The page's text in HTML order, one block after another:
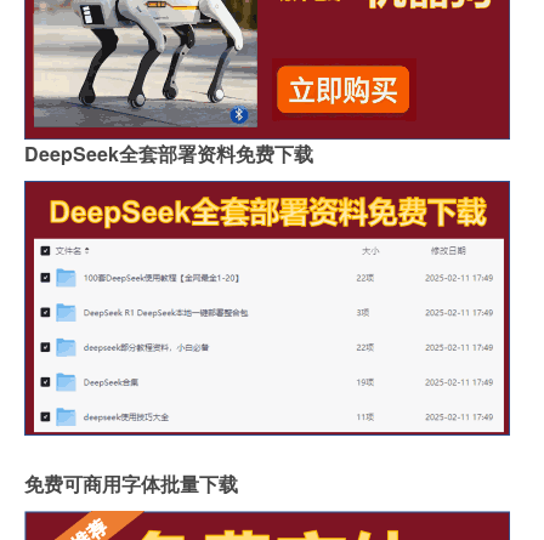
DeepSeek全套部署资料免费下载
免费可商用字体批量下载